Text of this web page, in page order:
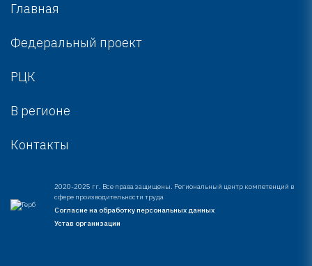
Главная
Федеральный проект
РЦК
В регионе
Контакты
2020-2025 гг. Все права защищены. Региональный центр компетенций в
сфере производительности труда
Согласие на обработку персональных данных
Устав организации